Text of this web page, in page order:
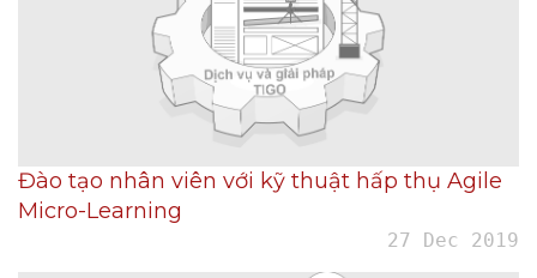
Đào tạo nhân viên với kỹ thuật hấp thụ Agile
Micro-Learning
27 Dec 2019